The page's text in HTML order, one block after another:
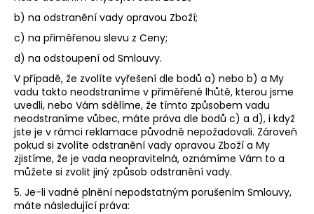
b) na odstranění vady opravou Zboží;
c) na přiměřenou slevu z Ceny;
d) na odstoupení od Smlouvy.
V případě, že zvolíte vyřešení dle bodů a) nebo b) a My
vadu takto neodstraníme v přiměřené lhůtě, kterou jsme
uvedli, nebo Vám sdělíme, že tímto způsobem vadu
neodstraníme vůbec, máte práva dle bodů c) a d), i když
jste je v rámci reklamace původně nepožadovali. Zároveň
pokud si zvolíte odstranění vady opravou Zboží a My
zjistíme, že je vada neopravitelná, oznámíme Vám to a
můžete si zvolit jiný způsob odstranění vady.
5. Je-li vadné plnění nepodstatným porušením Smlouvy,
máte následující práva: